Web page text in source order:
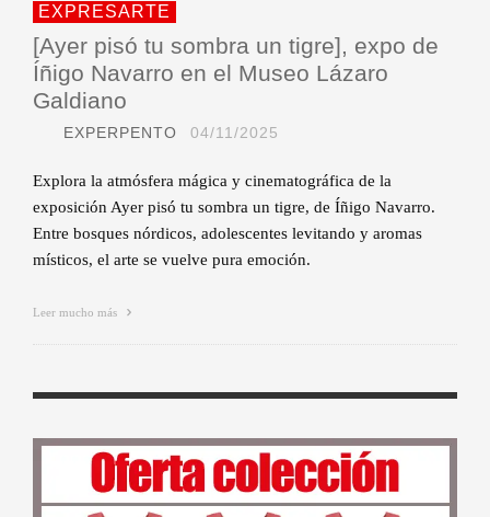
EXPRESARTE
[Ayer pisó tu sombra un tigre], expo de
Íñigo Navarro en el Museo Lázaro
Galdiano
EXPERPENTO 04/11/2025
Explora la atmósfera mágica y cinematográfica de la
exposición Ayer pisó tu sombra un tigre, de Íñigo Navarro.
Entre bosques nórdicos, adolescentes levitando y aromas
místicos, el arte se vuelve pura emoción.
Leer mucho más